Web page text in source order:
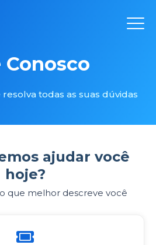
Conosco
todas as suas dúvidas
ajudar você
hoje?
que melhor descreve você